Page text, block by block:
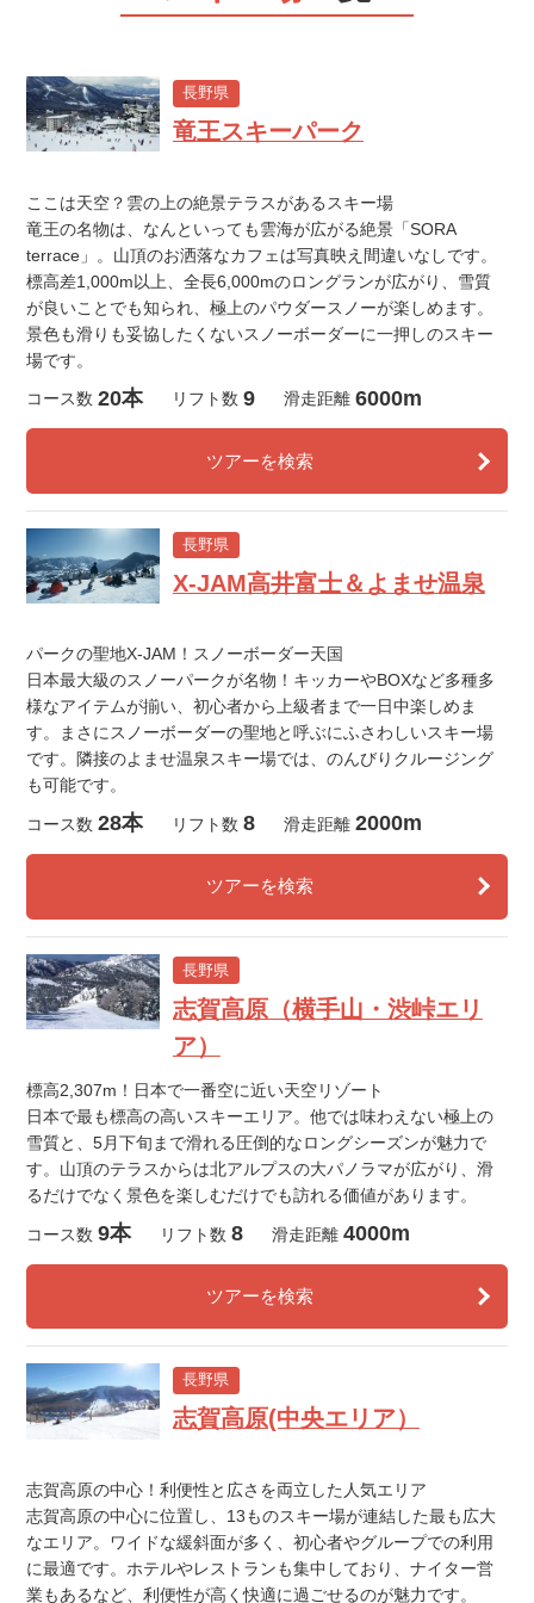
長野県
竜王スキーパーク
ここは天空？雲の上の絶景テラスがあるスキー場
竜王の名物は、なんといっても雲海が広がる絶景「SORA
terrace」。山頂のお洒落なカフェは写真映え間違いなしです。
標高差1,000m以上、全長6,000mのロングランが広がり、雪質
が良いことでも知られ、極上のパウダースノーが楽しめます。
景色も滑りも妥協したくないスノーボーダーに一押しのスキー
場です。
コース数 20本 リフト数 9 滑走距離 6000m
ツアーを検索
長野県
X-JAM高井富士＆よませ温泉
パークの聖地X-JAM！スノーボーダー天国
日本最大級のスノーパークが名物！キッカーやBOXなど多種多
様なアイテムが揃い、初心者から上級者まで一日中楽しめま
す。まさにスノーボーダーの聖地と呼ぶにふさわしいスキー場
です。隣接のよませ温泉スキー場では、のんびりクルージング
も可能です。
コース数 28本 リフト数 8 滑走距離 2000m
ツアーを検索
長野県
志賀高原（横手山・渋峠エリ
ア）
標高2,307m！日本で一番空に近い天空リゾート
日本で最も標高の高いスキーエリア。他では味わえない極上の
雪質と、5月下旬まで滑れる圧倒的なロングシーズンが魅力で
す。山頂のテラスからは北アルプスの大パノラマが広がり、滑
るだけでなく景色を楽しむだけでも訪れる価値があります。
コース数 9本 リフト数 8 滑走距離 4000m
ツアーを検索
長野県
志賀高原(中央エリア）
志賀高原の中心！利便性と広さを両立した人気エリア
志賀高原の中心に位置し、13ものスキー場が連結した最も広大
なエリア。ワイドな緩斜面が多く、初心者やグループでの利用
に最適です。ホテルやレストランも集中しており、ナイター営
業もあるなど、利便性が高く快適に過ごせるのが魅力です。